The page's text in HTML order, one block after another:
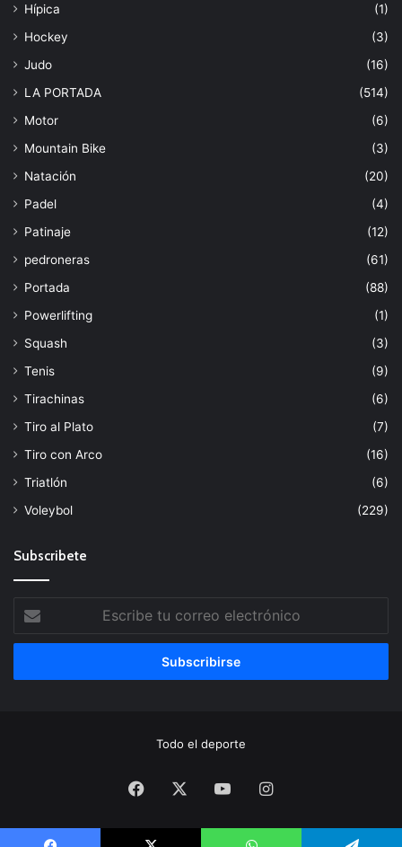
Hípica
(1)
Hockey
(3)
Judo
(16)
LA PORTADA
(514)
Motor
(6)
Mountain Bike
(3)
Natación
(20)
Padel
(4)
Patinaje
(12)
pedroneras
(61)
Portada
(88)
Powerlifting
(1)
Squash
(3)
Tenis
(9)
Tirachinas
(6)
Tiro al Plato
(7)
Tiro con Arco
(16)
Triatlón
(6)
Voleybol
(229)
Subscribete
tu
correo
Todo el deporte
Facebook YouTubeInstagram